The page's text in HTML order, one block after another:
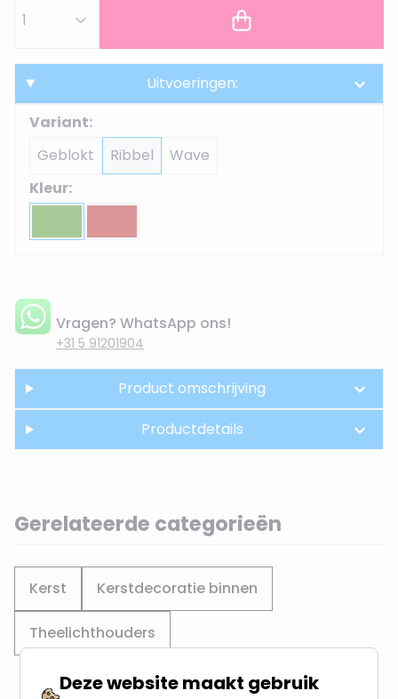
Uitvoeringen:
Variant:
Geblokt
Ribbel
Wave
Kleur:
Vragen? WhatsApp ons!
+31 5 91201904
Product omschrijving
Productdetails
Gerelateerde categorieën
Kerst Kerstdecoratie binnen
Theelichthouders
Deze website maakt gebruik